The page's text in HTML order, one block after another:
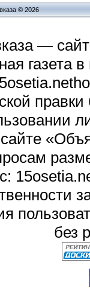
© 2026
—
газета
без